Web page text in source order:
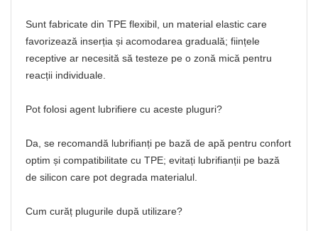
Sunt fabricate din TPE flexibil, un material elastic care
favorizează inserția și acomodarea graduală; ființele
receptive ar necesită să testeze pe o zonă mică pentru
reacții individuale.
Pot folosi agent lubrifiere cu aceste pluguri?
Da, se recomandă lubrifianți pe bază de apă pentru confort
optim și compatibilitate cu TPE; evitați lubrifianții pe bază
de silicon care pot degrada materialul.
Cum curăț plugurile după utilizare?